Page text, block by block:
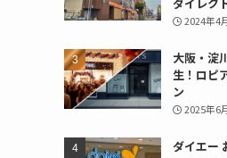
2024年4
大阪・淀
生！ロピ
ン
2025年6
ダイエー